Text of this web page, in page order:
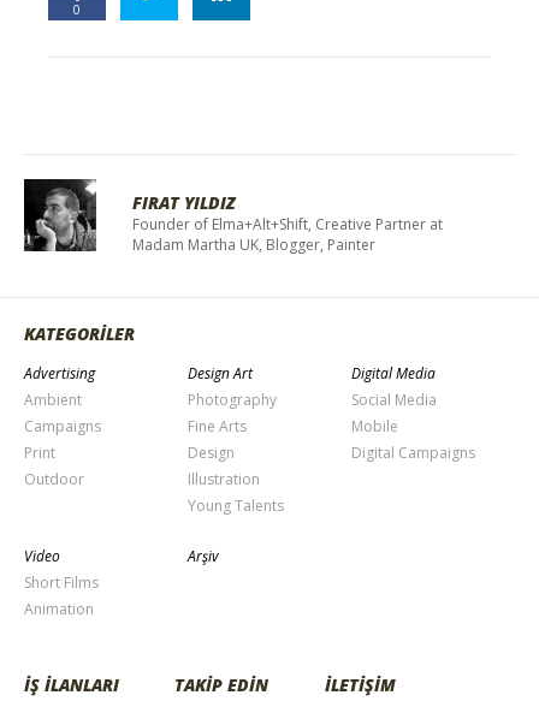
0
FIRAT YILDIZ
Founder of Elma+Alt+Shift, Creative Partner at
Madam Martha UK, Blogger, Painter
KATEGORİLER
Advertising
Ambient
Campaigns
Print
Outdoor
Design Art
Photography
Fine Arts
Design
Illustration
Young Talents
Digital Media
Social Media
Mobile
Digital Campaigns
Video
Short Films
Animation
Arşiv
İŞ İLANLARI TAKİP EDİN İLETİŞİM